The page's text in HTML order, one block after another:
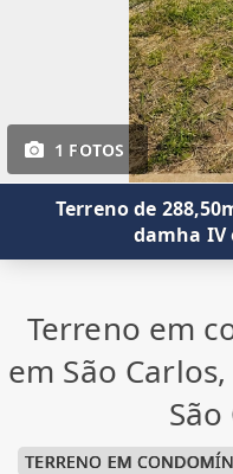
1 FOTOS
Terreno de
damha IV
Terreno em
em São
TERRENO EM